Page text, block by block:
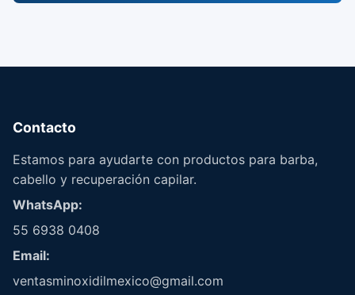
Contacto
Estamos para ayudarte con productos para barba,
cabello y recuperación capilar.
WhatsApp:
55 6938 0408
Email:
ventasminoxidilmexico@gmail.com